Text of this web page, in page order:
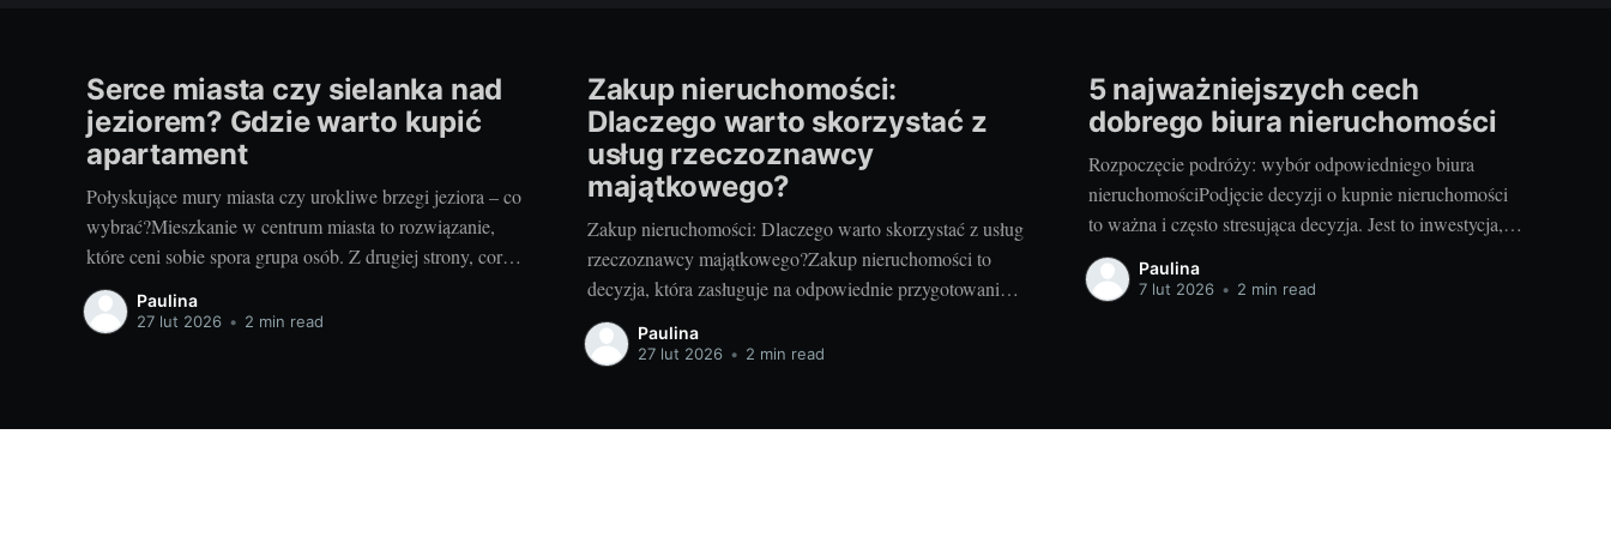
Serce miasta czy sielanka nad
jeziorem? Gdzie warto kupić
apartament
Połyskujące mury miasta czy urokliwe brzegi jeziora – co
wybrać?Mieszkanie w centrum miasta to rozwiązanie,
które ceni sobie spora grupa osób. Z drugiej strony, coraz
więcej osób pragnie uciec od miejskiego zgiełku w stronę
ciszy, spokoju i bliskości z naturą, na przykład
Paulina
27 lut 2026 • 2 min read
Zakup nieruchomości:
Dlaczego warto skorzystać z
usług rzeczoznawcy
majątkowego?
Zakup nieruchomości: Dlaczego warto skorzystać z usług
rzeczoznawcy majątkowego?Zakup nieruchomości to
decyzja, która zasługuje na odpowiednie przygotowanie.
Ma ona nie tylko znaczący wpływ na nasze finanse, ale
również na codzienne życie. W tym procesie ważną rolę
Paulina
27 lut 2026 • 2 min read
5 najważniejszych cech
dobrego biura nieruchomości
Rozpoczęcie podróży: wybór odpowiedniego biura
nieruchomościPodjęcie decyzji o kupnie nieruchomości
to ważna i często stresująca decyzja. Jest to inwestycja,
która często wymaga znacznej sumy pieniędzy, dużo
czasu, a także rozwagi. Jednym z kluczowych elementów
Paulina
7 lut 2026 • 2 min read